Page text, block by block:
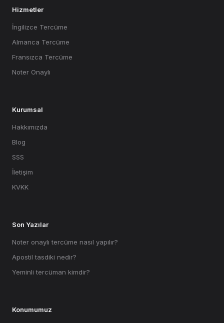
Hizmetler
İngilizce Tercüme
Almanca Tercüme
Fransızca Tercüme
Noter Onaylı
Kurumsal
Hakkımızda
Blog
SSS
İletişim
KVKK
Son Yazılar
Noter onaylı tercüme nasıl yapılır?
Apostil tasdiki nedir?
Yeminli tercüman kimdir?
Konumumuz